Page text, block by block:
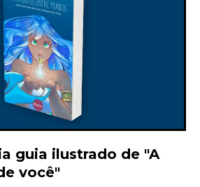
guia ilustrado de "A
você"